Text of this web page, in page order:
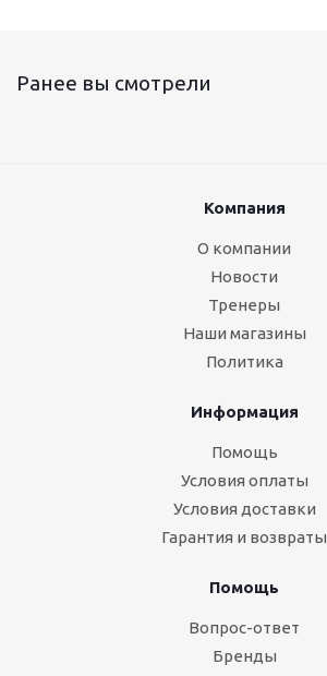
Ранее вы смотрели
Компания
О компании
Новости
Тренеры
Наши магазины
Политика
Информация
Помощь
Условия оплаты
Условия доставки
Гарантия и возвраты
Помощь
Вопрос-ответ
Бренды